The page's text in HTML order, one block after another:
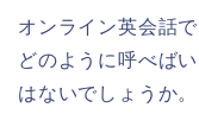
オンライン英会話
どのように呼べば
はないでしょうか。